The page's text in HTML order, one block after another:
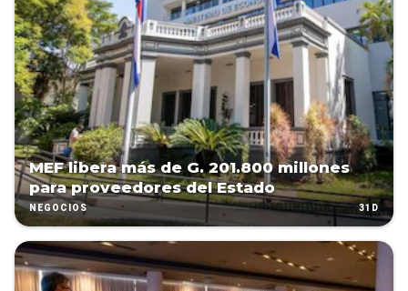
MEF libera más de G. 201.800 millones
para proveedores del Estado
NEGOCIOS 31D